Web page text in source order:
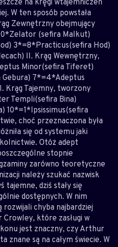
W ten sposób powstała
Zewnętrzny obejmujący
(sefira Malkut)
3*=8*Practicus(sefira Hod)
II. Krąg Wewnętrzny,
Minor(sefira Tiferet)
7*=4*Adeptus
Krąg Tajemny, tworzony
Templi(sefira Bina)
10*=1*Ipsissimus(sefira
choć przeznaczona była
się od systemu jaki
Otóż adept
stopnie
zarówno teoretyczne
należy szukać nazwisk
tajemne, dziś stały się
dostępnych. W nim
rozwijali chyba najbardziej
które zasługi w
jest znaczny, czy Arthur
znane są na całym świecie. W